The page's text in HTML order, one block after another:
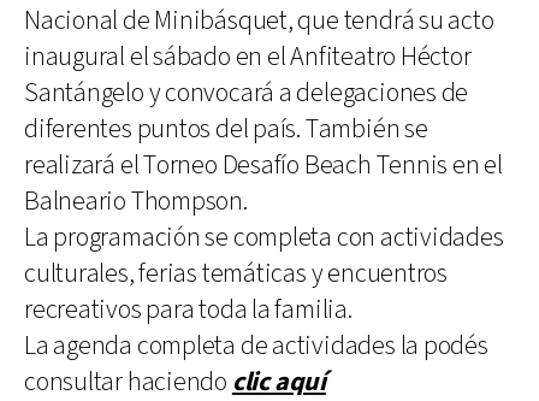
Nacional de Minibásquet, que tendrá su acto
inaugural el sábado en el Anfiteatro Héctor
Santángelo y convocará a delegaciones de
diferentes puntos del país. También se
realizará el Torneo Desafío Beach Tennis en el
Balneario Thompson.
La programación se completa con actividades
culturales, ferias temáticas y encuentros
recreativos para toda la familia.
La agenda completa de actividades la podés
consultar haciendo clic aquí